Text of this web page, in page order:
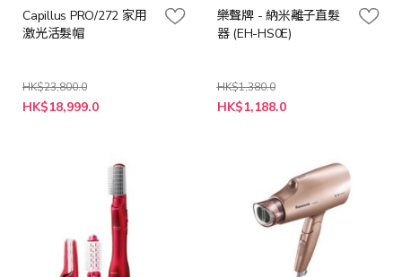
Capillus PRO/272 家用
激光活髮帽
HK$23,800.0
特
殊
HK$18,999.0
樂聲牌 - 納米離子直髮
器 (EH-HS0E)
HK$1,380.0
特
殊
HK$1,188.0